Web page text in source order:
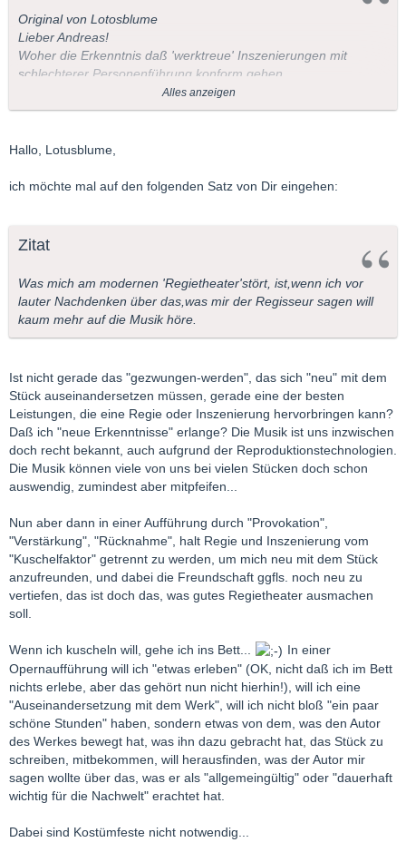
Original von Lotosblume
Lieber Andreas!
Woher die Erkenntnis daß 'werktreue' Inszenierungen mit
schlechterer Personenführung konform gehen.
Das kommt doch nur auf den Regisseur,aber nicht auf die
Inszenierung an.
verwechselt.
Regisseure.
kaum mehr auf die Musik höre. Das hat aber nichts damit zu
tun,daß man durchaus auch 'modern' in Szene setzen kann.
machen.Das war es nie und sollte es auch nie sein.(Das ist
natürlich nur meine ganz subjektive Meinung)
Bei Wagners 'Ring' ist das schon etwas anderes,sicher aber
vorgemacht.
Die Bühne entrümpeln ,von Plüsch und Bärenfell befreien,ich
denke dagegen ist niemand,aber die Bühne wieder vollstopfen
mit nicht zur Handlung passenden Utensilien und Kostümen.Ist
das der richtigeWeg?
LG Lotosblume
Alles anzeigen
Hallo, Lotusblume,
ich möchte mal auf den folgenden Satz von Dir eingehen:
Zitat
Was mich am modernen 'Regietheater'stört, ist,wenn ich vor
lauter Nachdenken über das,was mir der Regisseur sagen will
kaum mehr auf die Musik höre.
Ist nicht gerade das "gezwungen-werden", das sich "neu" mit dem
Stück auseinandersetzen müssen, gerade eine der besten
Leistungen, die eine Regie oder Inszenierung hervorbringen kann?
Daß ich "neue Erkenntnisse" erlange? Die Musik ist uns inzwischen
doch recht bekannt, auch aufgrund der Reproduktionstechnologien.
Die Musik können viele von uns bei vielen Stücken doch schon
auswendig, zumindest aber mitpfeifen...
Nun aber dann in einer Aufführung durch "Provokation",
"Verstärkung", "Rücknahme", halt Regie und Inszenierung vom
"Kuschelfaktor" getrennt zu werden, um mich neu mit dem Stück
anzufreunden, und dabei die Freundschaft ggfls. noch neu zu
vertiefen, das ist doch das, was gutes Regietheater ausmachen
soll.
Wenn ich kuscheln will, gehe ich ins Bett...
In einer
Opernaufführung will ich "etwas erleben" (OK, nicht daß ich im Bett
nichts erlebe, aber das gehört nun nicht hierhin!), will ich eine
"Auseinandersetzung mit dem Werk", will ich nicht bloß "ein paar
schöne Stunden" haben, sondern etwas von dem, was den Autor
des Werkes bewegt hat, was ihn dazu gebracht hat, das Stück zu
schreiben, mitbekommen, will herausfinden, was der Autor mir
sagen wollte über das, was er als "allgemeingültig" oder "dauerhaft
wichtig für die Nachwelt" erachtet hat.
Dabei sind Kostümfeste nicht notwendig...